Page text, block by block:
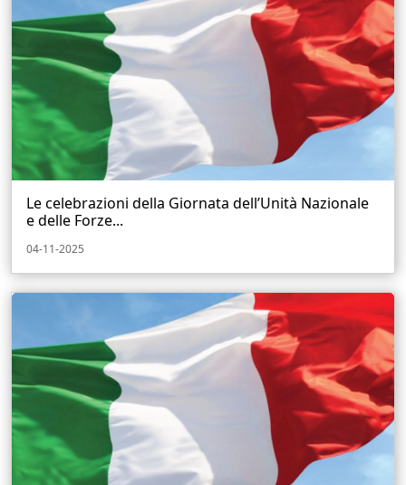
Le celebrazioni della Giornata dell’Unità Nazionale
e delle Forze...
04-11-2025